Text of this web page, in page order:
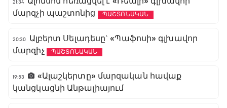
21:34
մարզչի պաշտոնից
ՊԱՇՏՈՆԱԿԱՆ
20:30
Ալբերտ Սելադեսը` «Պաֆոսի» գլխավոր
մարզիչ
ՊԱՇՏՈՆԱԿԱՆ
19:53
«Ալաշկերտը» մարզական հավաք
կանցկացնի Անթալիայում